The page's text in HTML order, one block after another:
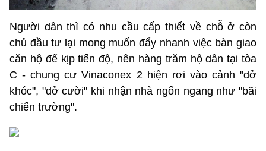
Người dân thì có nhu cầu cấp thiết về chỗ ở còn
chủ đầu tư lại mong muốn đẩy nhanh việc bàn giao
căn hộ để kịp tiến độ, nên hàng trăm hộ dân tại tòa
C - chung cư Vinaconex 2 hiện rơi vào cảnh "dở
khóc", "dở cười" khi nhận nhà ngổn ngang như "bãi
chiến trường".